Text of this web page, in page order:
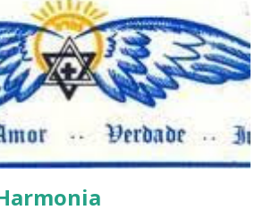
novo comentário e acompanhar as
dos demais. Não estranhem o fato
perguntas do que respostas, mais
prontas, pois as perguntas
mais para o aprendizado do que as
nós pode de fato afirmar alguma coi...